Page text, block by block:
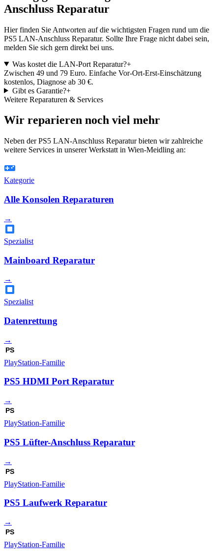
Anschluss Reparatur
Hier finden Sie Antworten auf die wichtigsten Fragen rund um die
PS5 LAN-Anschluss Reparatur. Sollte Ihre Frage nicht dabei sein,
melden Sie sich gern direkt bei uns.
Was kostet die LAN-Port Reparatur?+
Zwischen 49 und 79 Euro. Einfache Vor-Ort-Erst-Einschätzung
kostenlos, Diagnose ab 30 €.
Gibt es Garantie?+
Weitere Reparaturen & Services
Wir reparieren noch viel mehr
Neben der PS5 LAN-Anschluss Reparatur bieten wir zahlreiche
weitere Services in unserer Werkstatt in Wien-Meidling an:
Kategorie
Alle Konsolen Reparaturen
→
Spezialist
Mainboard Reparatur
→
Spezialist
Datenrettung
→
PS
PlayStation-Familie
PS5 HDMI Port Reparatur
→
PS
PlayStation-Familie
PS5 Lüfter-Anschluss Reparatur
→
PS
PlayStation-Familie
PS5 Laufwerk Reparatur
→
PS
PlayStation-Familie